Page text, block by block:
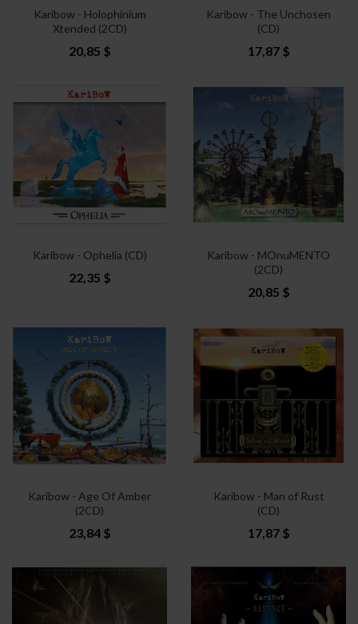
Karibow - Holophinium
Xtended (2CD)
20,85 $
Karibow - The Unchosen
(CD)
17,87 $
Karibow - Ophelia (CD)
22,35 $
Karibow - MOnuMENTO
(2CD)
20,85 $
Karibow - Age Of Amber
(2CD)
23,84 $
Karibow - Man of Rust
(CD)
17,87 $